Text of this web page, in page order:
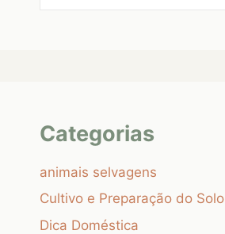
Categorias
animais selvagens
Cultivo e Preparação do Solo
Dica Doméstica